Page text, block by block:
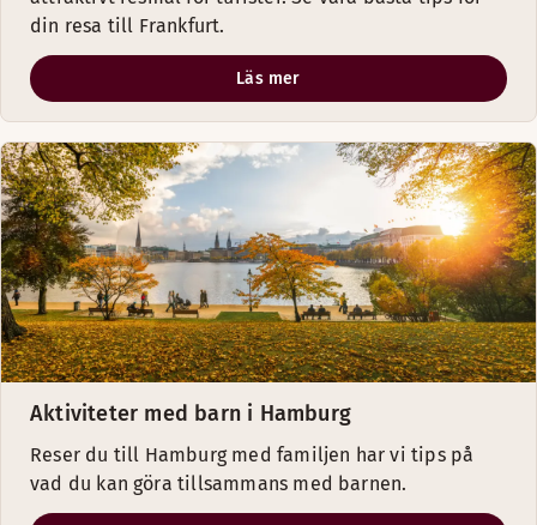
din resa till Frankfurt.
Läs mer
Aktiviteter med barn i Hamburg
Reser du till Hamburg med familjen har vi tips på
vad du kan göra tillsammans med barnen.